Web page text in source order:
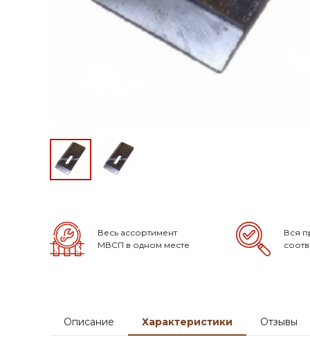
Весь ассортимент
МВСП в одном месте
Вся
Описание Характеристики Отзывы